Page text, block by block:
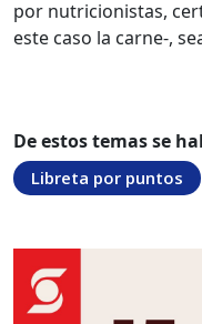
por nutricionistas,
este caso la carne-,
De estos temas se
Libreta por puntos